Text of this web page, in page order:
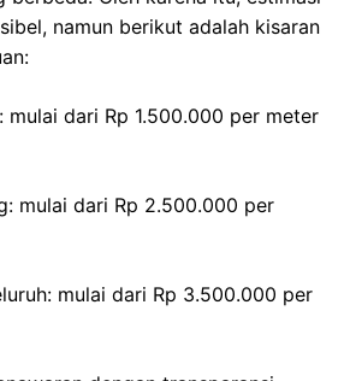
namun berikut adalah kisaran
mulai dari Rp 1.500.000 per meter
mulai dari Rp 2.500.000 per
mulai dari Rp 3.500.000 per